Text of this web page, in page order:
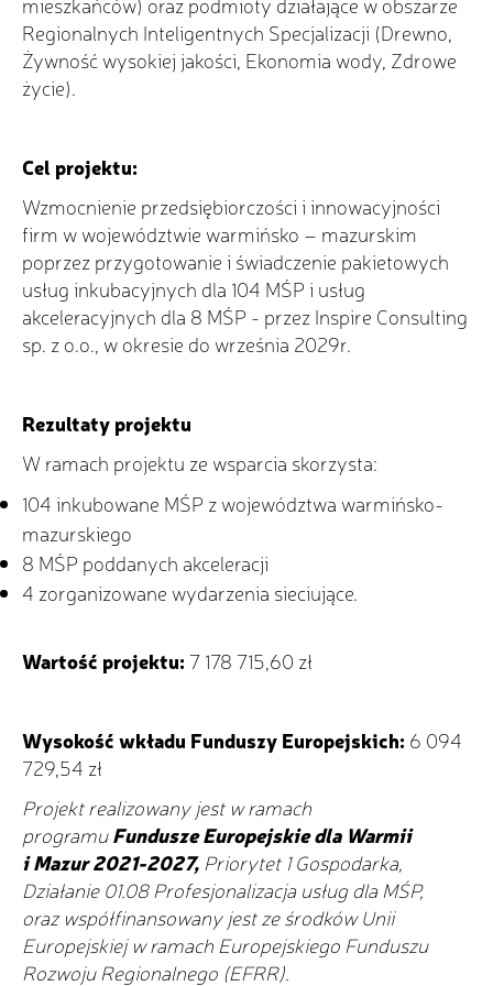
Regionalnych Inteligentnych Specjalizacji (Drewno,
Żywność wysokiej jakości, Ekonomia wody, Zdrowe
życie).
Cel projektu:
Wzmocnienie przedsiębiorczości i innowacyjności
firm w województwie warmińsko – mazurskim
poprzez przygotowanie i świadczenie pakietowych
usług inkubacyjnych dla 104 MŚP i usług
akceleracyjnych dla 8 MŚP - przez Inspire Consulting
sp. z o.o., w okresie do września 2029r.
Rezultaty projektu
W ramach projektu ze wsparcia skorzysta:
104 inkubowane MŚP z województwa warmińsko-
mazurskiego
8 MŚP poddanych akceleracji
4 zorganizowane wydarzenia sieciujące.
Wartość projektu: 7 178 715,60 zł
Wysokość wkładu Funduszy Europejskich: 6 094
729,54 zł
Projekt realizowany jest w ramach
programuFundusze Europejskie dla Warmii
i Mazur 2021-2027, Priorytet 1 Gospodarka,
Działanie 01.08 Profesjonalizacja usług dla MŚP,
oraz współfinansowany jest ze środków Unii
Europejskiej w ramach Europejskiego Funduszu
Rozwoju Regionalnego (EFRR).